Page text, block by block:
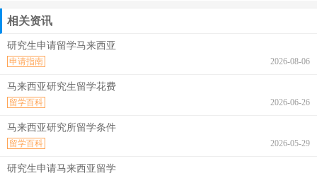
相关资讯
研究生申请留学马来西亚
2026-08-06
申请指南
马来西亚研究生留学花费
2026-06-26
留学百科
马来西亚研究所留学条件
2026-05-29
留学百科
研究生申请马来西亚留学